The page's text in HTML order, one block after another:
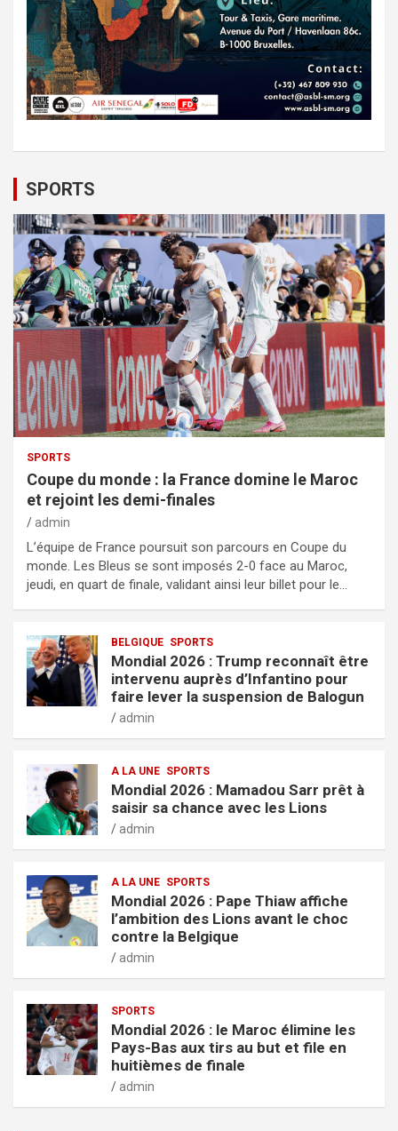
SPORTS
SPORTS
Coupe du monde : la France domine le Maroc
et rejoint les demi-finales
admin
L’équipe de France poursuit son parcours en Coupe du
monde. Les Bleus se sont imposés 2-0 face au Maroc,
jeudi, en quart de finale, validant ainsi leur billet pour le…
BELGIQUE SPORTS
Mondial 2026 : Trump reconnaît être
intervenu auprès d’Infantino pour
faire lever la suspension de Balogun
admin
A LA UNE SPORTS
Mondial 2026 : Mamadou Sarr prêt à
saisir sa chance avec les Lions
admin
A LA UNE SPORTS
Mondial 2026 : Pape Thiaw affiche
l’ambition des Lions avant le choc
contre la Belgique
admin
SPORTS
Mondial 2026 : le Maroc élimine les
Pays-Bas aux tirs au but et file en
huitièmes de finale
admin